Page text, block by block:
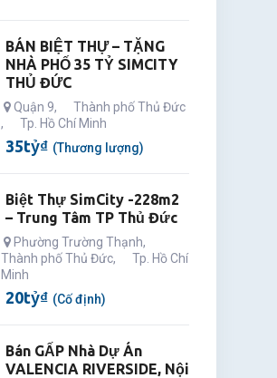
BÁN BIỆT THỰ – TẶNG
NHÀ PHỐ 35 TỶ SIMCITY
THỦ ĐỨC
Quận 9,
Thành phố Thủ Đức
,
Tp. Hồ Chí Minh
35tỷ₫ (Thương lượng)
Biệt Thự SimCity -228m2
– Trung Tâm TP Thủ Đức
Phường Trường Thạnh,
Thành phố Thủ Đức,
Tp. Hồ Chí
Minh
20tỷ₫ (Cố định)
Bán GẤP Nhà Dự Án
VALENCIA RIVERSIDE, Nội